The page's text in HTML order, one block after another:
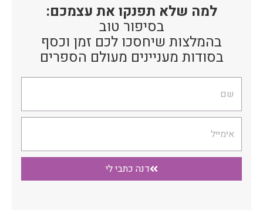
למה שלא תפנקו את עצמכם:
בסיפור טוב
בהמלצות שיחסכו לכם זמן וכסף
בסודות מעניינים מעולם הספרים
דנה כתבי לי